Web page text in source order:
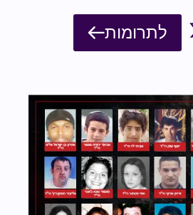
לתרומות